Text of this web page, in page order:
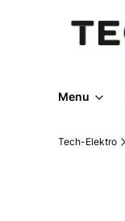
Menu
Tech-Elektro